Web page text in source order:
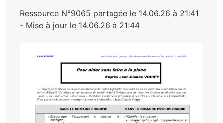
Ressource N°9065 partagée le 14.06.26 à 21:41
- Mise à jour le 14.06.26 à 21:44